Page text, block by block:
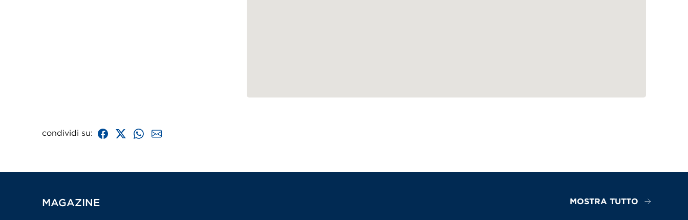
condividi su:
MAGAZINE MOSTRA TUTTO